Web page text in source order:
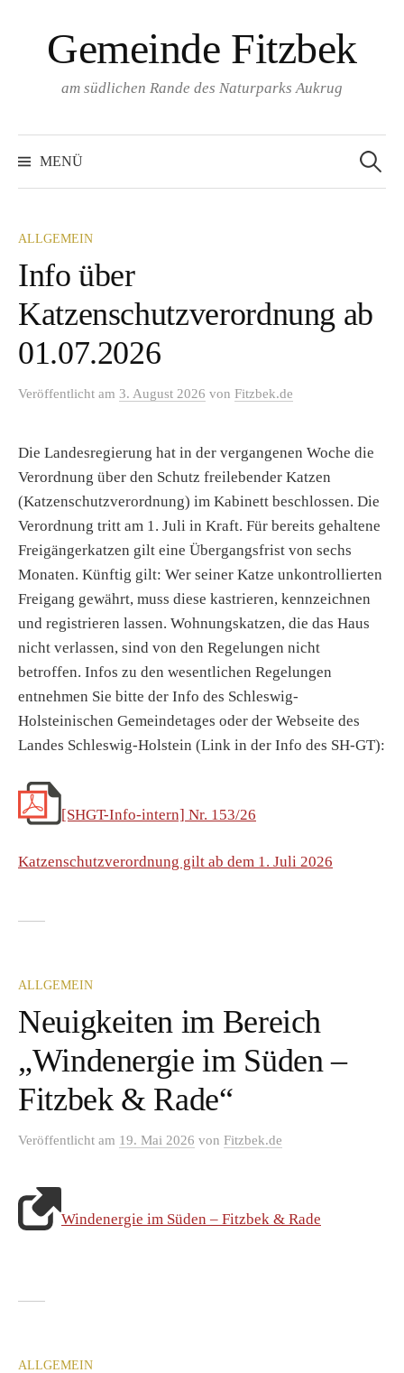
InhaltGemeinde Fitzbek
am südlichen Rande des Naturparks Aukrug
MENÜ
nach:
ALLGEMEIN
Info über
Katzenschutzverordnung ab
01.07.2026
Veröffentlicht am 3. August 2026 von Fitzbek.de
Die Landesregierung hat in der vergangenen Woche die
Verordnung über den Schutz freilebender Katzen
(Katzenschutzverordnung) im Kabinett beschlossen. Die
Verordnung tritt am 1. Juli in Kraft. Für bereits gehaltene
Freigängerkatzen gilt eine Übergangsfrist von sechs
Monaten. Künftig gilt: Wer seiner Katze unkontrollierten
Freigang gewährt, muss diese kastrieren, kennzeichnen
und registrieren lassen. Wohnungskatzen, die das Haus
nicht verlassen, sind von den Regelungen nicht
betroffen. Infos zu den wesentlichen Regelungen
entnehmen Sie bitte der Info des Schleswig-
Holsteinischen Gemeindetages oder der Webseite des
Landes Schleswig-Holstein (Link in der Info des SH-GT):
[SHGT-Info-intern] Nr. 153/26
Katzenschutzverordnung gilt ab dem 1. Juli 2026
ALLGEMEIN
Neuigkeiten im Bereich
„Windenergie im Süden –
Fitzbek & Rade“
Veröffentlicht am 19. Mai 2026 von Fitzbek.de
Windenergie im Süden – Fitzbek & Rade
ALLGEMEIN